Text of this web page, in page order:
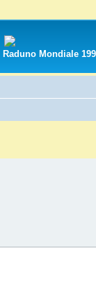
Raduno Mondiale